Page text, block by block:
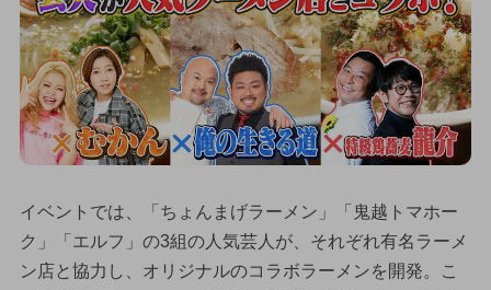
イベントでは、「ちょんまげラーメン」「鬼越トマホー
ク」「エルフ」の3組の人気芸人が、それぞれ有名ラーメ
ン店と協力し、オリジナルのコラボラーメンを開発。こ